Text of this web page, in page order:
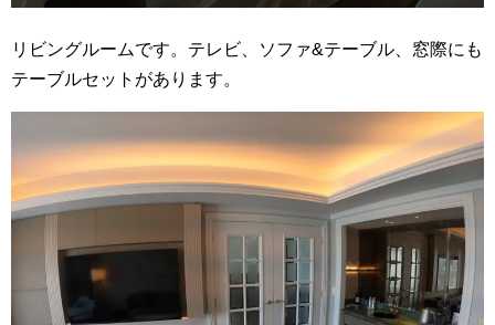
リビングルームです。テレビ、ソファ&テーブル、窓際にも
テーブルセットがあります。